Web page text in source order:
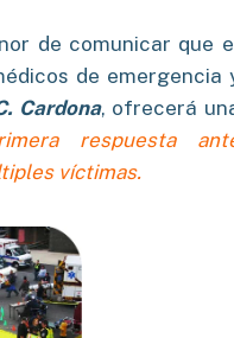
de comunicar que
de emergencia
Cardona, ofrecerá
respuesta
víctimas.